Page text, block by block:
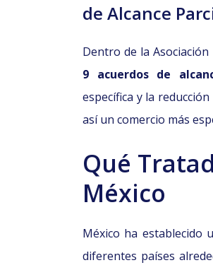
de Alcance
Dentro de la
9 acuerdos de
específica y la
así un comercio más
Qué
México
México ha establecido
diferentes países